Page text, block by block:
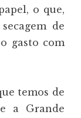
o que,
de
gasto com
temos de
a Grande